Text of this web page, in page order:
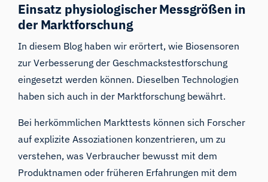
Einsatz physiologischer Messgrößen in
der Marktforschung
In diesem Blog haben wir erörtert, wie Biosensoren
zur Verbesserung der Geschmackstestforschung
eingesetzt werden können. Dieselben Technologien
haben sich auch in der Marktforschung bewährt.
Bei herkömmlichen Markttests können sich Forscher
auf explizite Assoziationen konzentrieren, um zu
verstehen, was Verbraucher bewusst mit dem
Produktnamen oder früheren Erfahrungen mit dem